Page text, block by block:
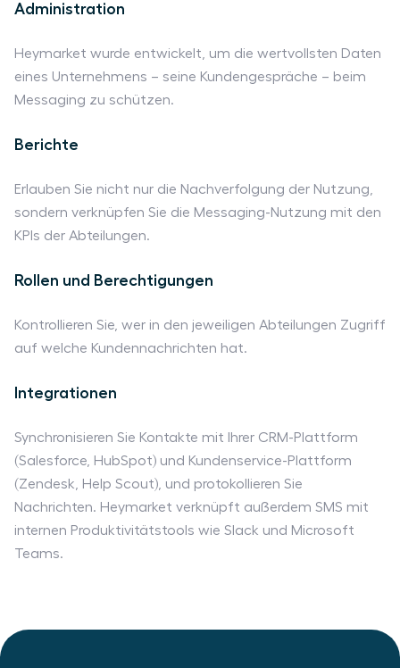
Administration
Heymarket wurde entwickelt, um die wertvollsten Daten
eines Unternehmens – seine Kundengespräche – beim
Messaging zu schützen.
Berichte
Erlauben Sie nicht nur die Nachverfolgung der Nutzung,
sondern verknüpfen Sie die Messaging-Nutzung mit den
KPIs der Abteilungen.
Rollen und Berechtigungen
Kontrollieren Sie, wer in den jeweiligen Abteilungen Zugriff
auf welche Kundennachrichten hat.
Integrationen
Synchronisieren Sie Kontakte mit Ihrer CRM-Plattform
(Salesforce, HubSpot) und Kundenservice-Plattform
(Zendesk, Help Scout), und protokollieren Sie
Nachrichten. Heymarket verknüpft außerdem SMS mit
internen Produktivitätstools wie Slack und Microsoft
Teams.